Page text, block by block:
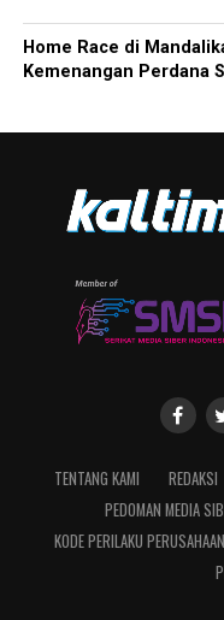
Home Race di
Kemenangan Perdana
TENTANG KAMI REDAKSI
PEDOMAN MEDIA
KODE PERILAKU